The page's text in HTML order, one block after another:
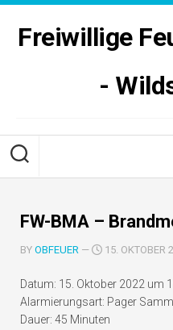
Skip
contentFreiwillige
-
FW-BMA –
BY OBFEUER — 15. OKTOBER
Datum: 15. Oktober 2022 um
Alarmierungsart: Pager
Dauer: 45 Minuten